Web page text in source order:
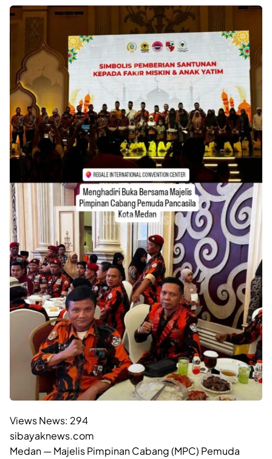
Views News: 294
sibayaknews.com
Medan — Majelis Pimpinan Cabang (MPC) Pemuda